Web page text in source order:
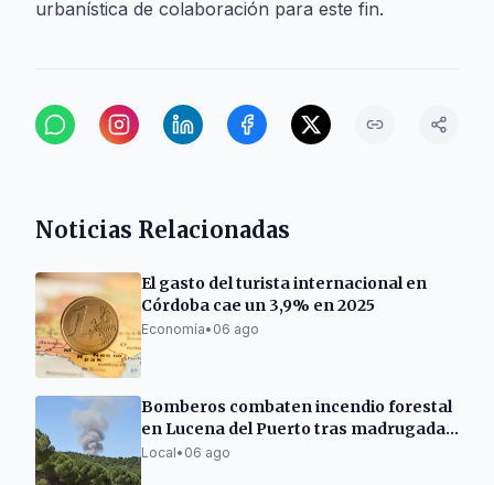
urbanística de colaboración para este fin.
Noticias Relacionadas
El gasto del turista internacional en
Córdoba cae un 3,9% en 2025
Economía• 06 ago
Bomberos combaten incendio forestal
en Lucena del Puerto tras madrugada
de viento
Local• 06 ago